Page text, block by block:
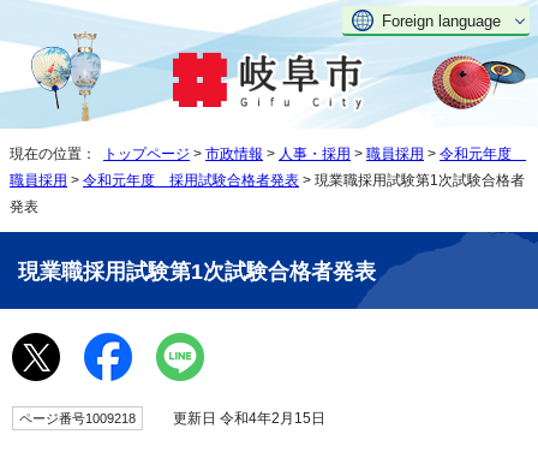
Foreign language
現在の位置： トップページ > 市政情報 > 人事・採用 > 職員採用 > 令和元年度
職員採用 > 令和元年度 採用試験合格者発表 > 現業職採用試験第1次試験合格者
発表
現業職採用試験第1次試験合格者発表
ページ番号1009218 更新日 令和4年2月15日